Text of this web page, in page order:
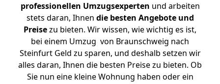
professionellen Umzugsexperten und arbeiten
stets daran, Ihnen die besten Angebote und
Preisezu bieten. Wir wissen, wie wichtig es ist,
bei einem Umzug von Braunschweig nach
Steinfurt Geld zu sparen, und deshalb setzen wir
alles daran, Ihnen die besten Preise zu bieten. Ob
Sie nun eine kleine Wohnung haben oder ein